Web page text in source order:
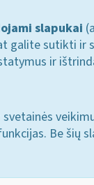
slapukai
galite sutikti ir
ir
Be šių